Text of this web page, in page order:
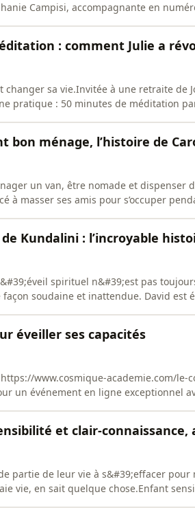
Campisi, accompagnante en
: comment Julie a
sa vie.Invitée à une retraite de
pratique : 50 minutes de méditation
ménage, l’histoire de
un van, être nomade et dispenser
à masser ses amis pour s’occuper
Kundalini : l’incroyable
spirituel n&#39;est pas
soudaine et inattendue. David est
éveiller ses capacités
www.cosmique-academie.com/le-
un événement en ligne exceptionnel
et clair-connaissance,
partie de leur vie à s&#39;effacer pour
vie, en sait quelque chose.Enfant